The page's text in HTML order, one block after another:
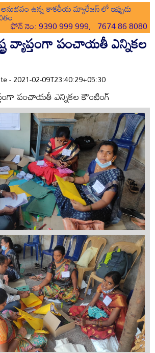
అనుభవం ఉన్న కాకతీయ మ్యారేజస్ లో ఇప్పుడు
ఫోన్ నెం: 9390 999 999, 7674 86 8080
వ్యాప్తంగా పంచాయతీ ఎన్నికల
- 2021-02-09T23:40:29+05:30
పంచాయతీ ఎన్నికల కౌంటింగ్